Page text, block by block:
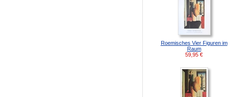
Roemisches Vier Figuren im
Raum
59,95 €